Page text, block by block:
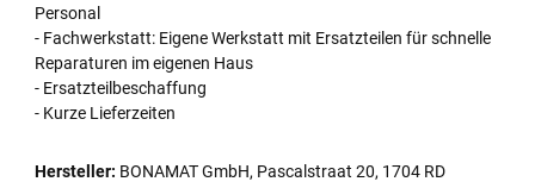
Personal
- Fachwerkstatt: Eigene Werkstatt mit Ersatzteilen für schnelle
Reparaturen im eigenen Haus
- Ersatzteilbeschaffung
- Kurze Lieferzeiten
Hersteller: BONAMAT GmbH, Pascalstraat 20, 1704 RD